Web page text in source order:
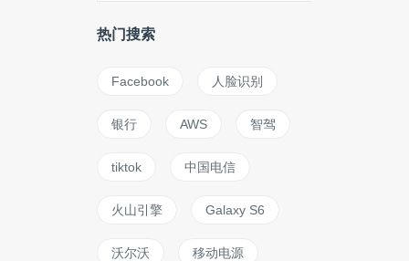
热门搜索
Facebook 人脸识别
银行 AWS 智驾
tiktok 中国电信
火山引擎 Galaxy S6
沃尔沃 移动电源